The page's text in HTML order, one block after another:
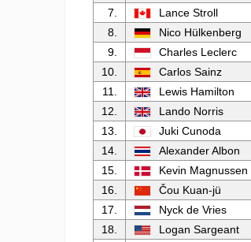
7.
Lance Stroll
8.
Nico Hülkenberg
9.
Charles Leclerc
10.
Carlos Sainz
11.
Lewis Hamilton
12.
Lando Norris
13.
Juki Cunoda
14.
Alexander Albon
15.
Kevin Magnussen
16.
Čou Kuan-jü
17.
Nyck de Vries
18.
Logan Sargeant